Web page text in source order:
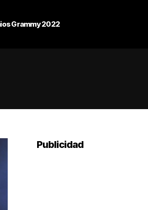
Grammy 2022
Publicidad